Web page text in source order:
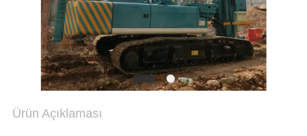
GIZLILIK
POLITIKASI
Ürün Açıklaması